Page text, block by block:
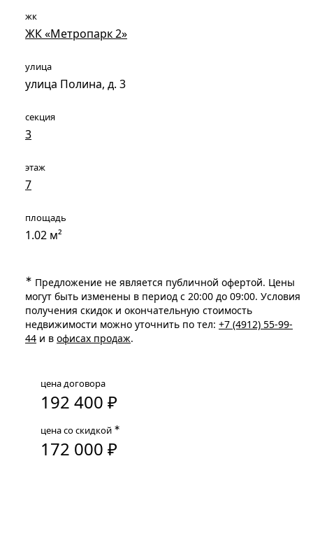
жк
ЖК «Метропарк 2»
улица
улица Полина, д. 3
секция
3
этаж
7
площадь
1.02 м²
∗ Предложение не является публичной офертой. Цены
могут быть изменены в период с 20:00 до 09:00. Условия
получения скидок и окончательную стоимость
недвижимости можно уточнить по тел: +7 (4912) 55-99-
44 и в офисах продаж.
цена договора
192 400 ₽
цена со скидкой ∗
172 000 ₽